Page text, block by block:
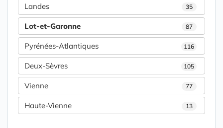
Landes 35
Lot-et-Garonne 87
Pyrénées-Atlantiques 116
Deux-Sèvres 105
Vienne 77
Haute-Vienne 13